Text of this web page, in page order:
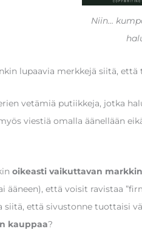
Niin…
lupaavia merkkejä siitä,
vetämiä putiikkeja, jotka
viestiä omalla äänellään
oikeasti vaikuttavan
ääneen), että voisit ravistaa
siitä, että sivustonne tuottaisi
kauppaa?